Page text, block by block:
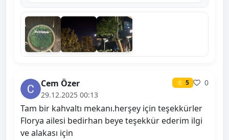
Cem Özer ⭐ 5
0
29.12.2025 00:13
Tam bir kahvaltı mekanı.herşey için teşekkürler
Florya ailesi bedirhan beye teşekkür ederim ilgi
ve alakası için